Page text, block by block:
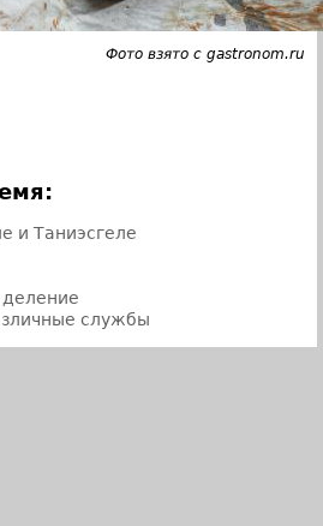
Фото взято с gastronom.ru
и Таниэсгеле
службы